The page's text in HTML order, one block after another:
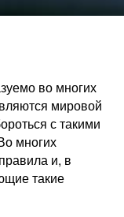
во многих
мировой
с такими
многих
и, в
такие